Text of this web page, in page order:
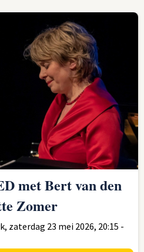
met Bert van den
Zomer
zaterdag 23 mei 2026, 20:15 -